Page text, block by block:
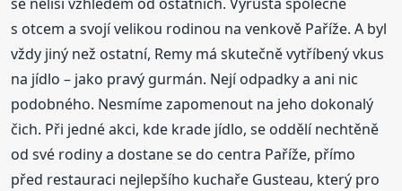
s otcem a svojí velikou rodinou na venkově Paříže. A byl
vždy jiný než ostatní, Remy má skutečně vytříbený vkus
na jídlo – jako pravý gurmán. Nejí odpadky a ani nic
podobného. Nesmíme zapomenout na jeho dokonalý
čich. Při jedné akci, kde krade jídlo, se oddělí nechtěně
od své rodiny a dostane se do centra Paříže, přímo
před restauraci nejlepšího kuchaře Gusteau, který pro